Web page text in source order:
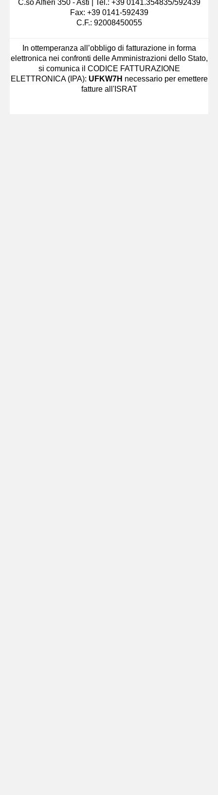
C.so Alfieri 350 - Asti | Tel.: +39 0141.354835/592439
Fax: +39 0141-592439
C.F.: 92008450055
In ottemperanza all’obbligo di fatturazione in forma
elettronica nei confronti delle Amministrazioni dello Stato,
si comunica il CODICE FATTURAZIONE
ELETTRONICA (IPA): UFKW7H necessario per emettere
fatture all'ISRAT